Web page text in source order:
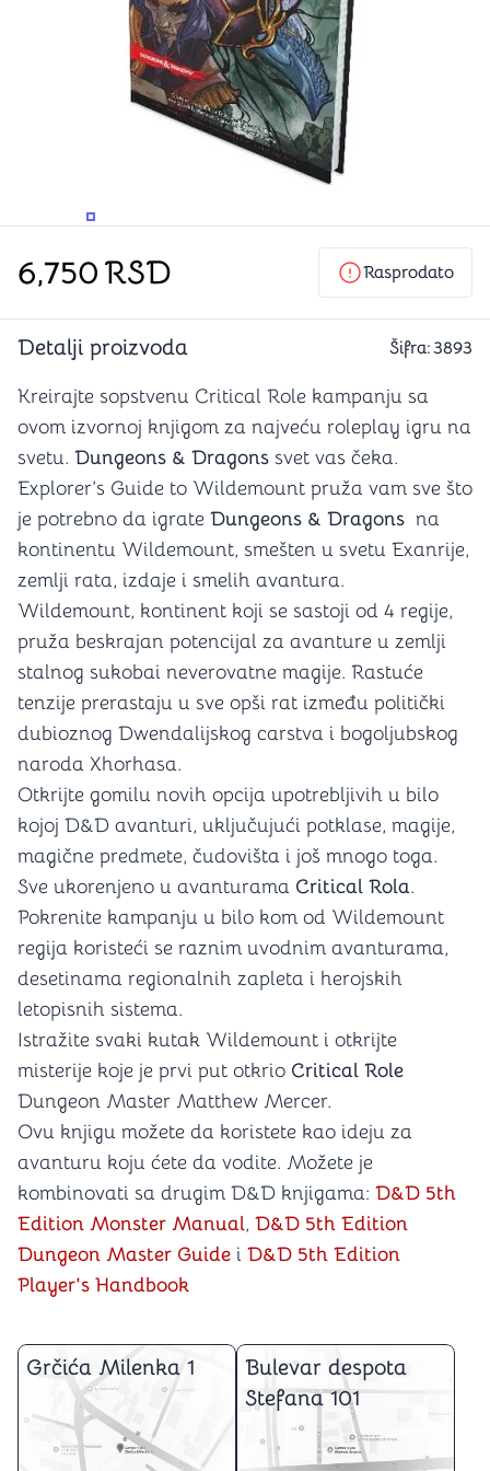
PROMENITE UGAO GLEDANJAPROMENITE UGAO GLEDANJA
6,750RSD Rasprodato
Detalji proizvoda Šifra:3893
Kreirajte sopstvenu Critical Role kampanju sa
ovom izvornoj knjigom za najveću roleplay igru na
svetu. Dungeons & Dragons svet vas čeka.
Explorer’s Guide to Wildemount pruža vam sve što
je potrebno da igrate Dungeons & Dragons na
kontinentu Wildemount, smešten u svetu Exanrije,
zemlji rata, izdaje i smelih avantura.
Wildemount, kontinent koji se sastoji od 4 regije,
pruža beskrajan potencijal za avanture u zemlji
stalnog sukobai neverovatne magije. Rastuće
tenzije prerastaju u sve opši rat između politički
dubioznog Dwendalijskog carstva i bogoljubskog
naroda Xhorhasa.
Otkrijte gomilu novih opcija upotrebljivih u bilo
kojoj D&D avanturi, uključujući potklase, magije,
magične predmete, čudovišta i još mnogo toga.
Sve ukorenjeno u avanturama Critical Rola.
Pokrenite kampanju u bilo kom od Wildemount
regija koristeći se raznim uvodnim avanturama,
desetinama regionalnih zapleta i herojskih
letopisnih sistema.
Istražite svaki kutak Wildemount i otkrijte
misterije koje je prvi put otkrio Critical Role
Dungeon Master Matthew Mercer.
Ovu knjigu možete da koristete kao ideju za
avanturu koju ćete da vodite. Možete je
kombinovati sa drugim D&D knjigama: D&D 5th
Edition Monster Manual, D&D 5th Edition
Dungeon Master Guide i D&D 5th Edition
Player's Handbook
Grčića Milenka 1
Bulevar despota
Stefana 101